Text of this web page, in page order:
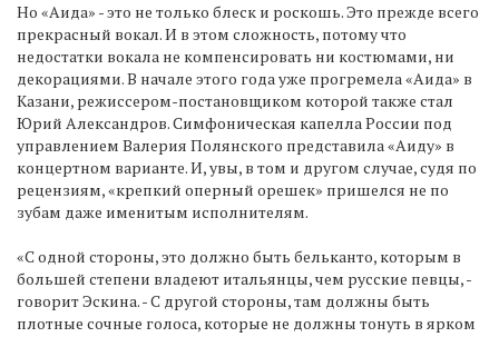
Но «Аида» - это не только блеск и роскошь. Это прежде всего
прекрасный вокал. И в этом сложность, потому что
недостатки вокала не компенсировать ни костюмами, ни
декорациями. В начале этого года уже прогремела «Аида» в
Казани, режиссером-постановщиком которой также стал
Юрий Александров. Симфоническая капелла России под
управлением Валерия Полянского представила «Аиду» в
концертном варианте. И, увы, в том и другом случае, судя по
рецензиям, «крепкий оперный орешек» пришелся не по
зубам даже именитым исполнителям.
«С одной стороны, это должно быть бельканто, которым в
большей степени владеют итальянцы, чем русские певцы, -
говорит Эскина. - С другой стороны, там должны быть
плотные сочные голоса, которые не должны тонуть в ярком